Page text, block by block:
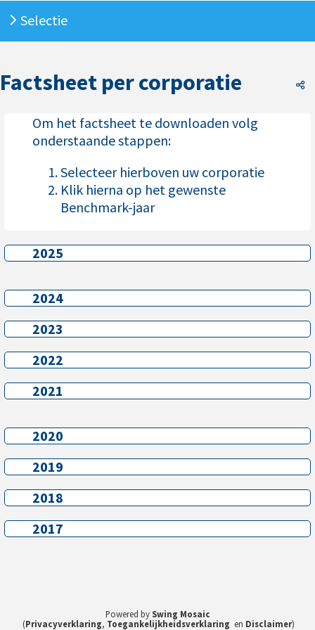
Selectie
Factsheet per corporatie
Om het factsheet te downloaden volg
onderstaande stappen:
Selecteer hierboven uw corporatie
Klik hierna op het gewenste
Benchmark-jaar
2025
2025
2024
2024
2023
2023
2022
2022
2021
2021
2020
2020
2019
2019
2018
2018
2017
2017
Powered by Swing Mosaic
(Privacyverklaring, Toegankelijkheidsverklaring en Disclaimer)